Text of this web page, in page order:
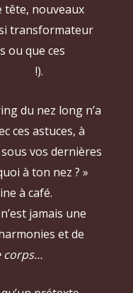
tête, nouveaux
transformateur
ou que ces
!).
du nez long n’a
ces astuces, à
vos dernières
à ton nez ? »
à café.
jamais une
et de
corps…